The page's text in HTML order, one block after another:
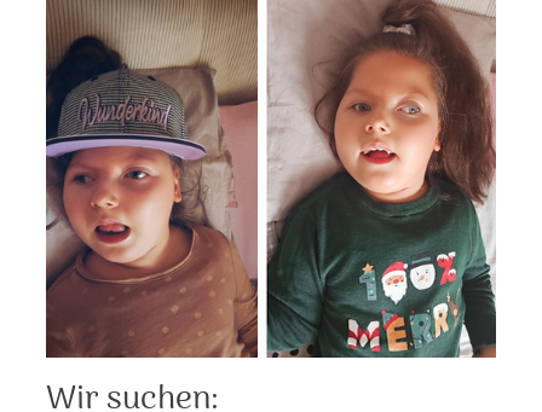
Wir suchen: